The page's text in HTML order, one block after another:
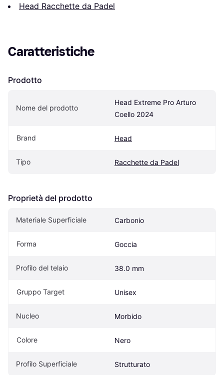
Head Racchette da Padel
Caratteristiche
Prodotto
Nome del prodotto
Head Extreme Pro Arturo
Coello 2024
Brand Head
Tipo Racchette da Padel
Proprietà del prodotto
Materiale Superficiale Carbonio
Forma Goccia
Profilo del telaio 38.0 mm
Gruppo Target Unisex
Nucleo Morbido
Colore Nero
Profilo Superficiale Strutturato